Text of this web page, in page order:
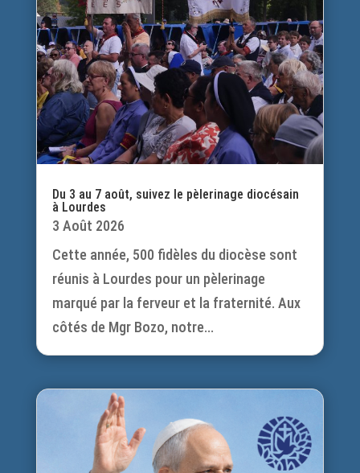
Du 3 au 7 août, suivez le pèlerinage diocésain
à Lourdes
3 Août 2026
Cette année, 500 fidèles du diocèse sont
réunis à Lourdes pour un pèlerinage
marqué par la ferveur et la fraternité. Aux
côtés de Mgr Bozo, notre...